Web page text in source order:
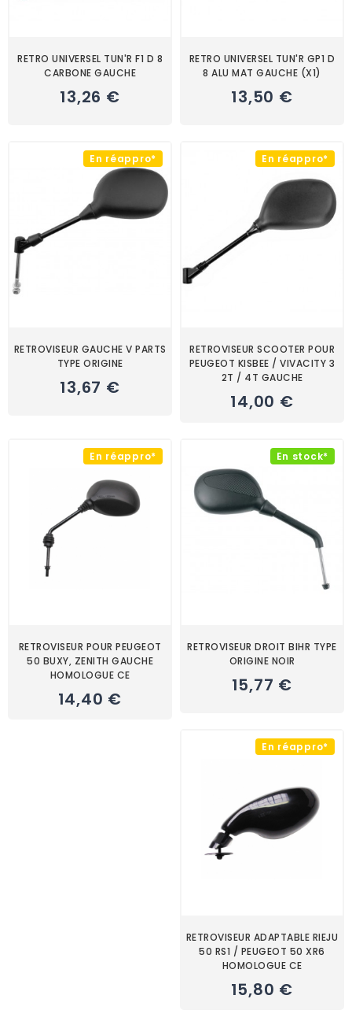
RETRO UNIVERSEL TUN'R F1 D 8
CARBONE GAUCHE
13,26 €
RETRO UNIVERSEL TUN'R GP1 D
8 ALU MAT GAUCHE (X1)
13,50 €
En réappro*
RETROVISEUR GAUCHE V PARTS
TYPE ORIGINE
13,67 €
En réappro*
RETROVISEUR SCOOTER POUR
PEUGEOT KISBEE / VIVACITY 3
2T / 4T GAUCHE
14,00 €
En réappro*
RETROVISEUR POUR PEUGEOT
50 BUXY, ZENITH GAUCHE
HOMOLOGUE CE
14,40 €
En stock*
RETROVISEUR DROIT BIHR TYPE
ORIGINE NOIR
15,77 €
En réappro*
RETROVISEUR ADAPTABLE RIEJU
50 RS1 / PEUGEOT 50 XR6
HOMOLOGUE CE
15,80 €